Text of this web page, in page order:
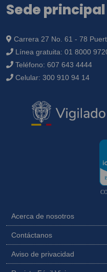
Sede principal
Carrera 27 No. 61 - 78
Línea gratuita: 01 8000
Teléfono: 607 643 4444
Celular: 300 910 94 14
Acerca de nosotros
Contáctanos
Aviso de privacidad